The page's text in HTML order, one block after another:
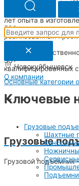
Новокуйбышевск
Основные категории
Грузовые
Шахтные
лет опыта в
500+
реализованных
1500+
кв.м
35+
квалифицированных
О компании
Ключевые
Грузовые
Грузовой подъёмник